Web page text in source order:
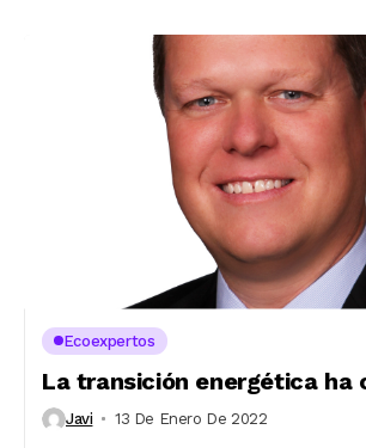
Ecoexpertos
La transición energética ha
Javi 13 De Enero De 2022